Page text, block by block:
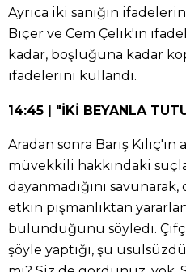
Ayrıca iki sanığın
Biçer ve Cem Çelik'in
kadar, boşluğuna kadar
ifadelerini kullandı.
14:45 | "İKİ BEYANLA
Aradan sonra Barış
müvekkili hakkındaki
dayanmadığını savunarak,
etkin pişmanlıktan
bulunduğunu söyledi. Çifçi,
şöyle yaptığı, şu